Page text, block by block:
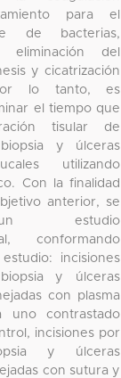
para el
de bacterias,
eliminación del
y cicatrización
lo tanto, es
el tiempo que
tisular de
y úlceras
utilizando
Con la finalidad
anterior, se
estudio
conformando
incisiones
y úlceras
con plasma
uno contrastado
incisiones por
y úlceras
con sutura y